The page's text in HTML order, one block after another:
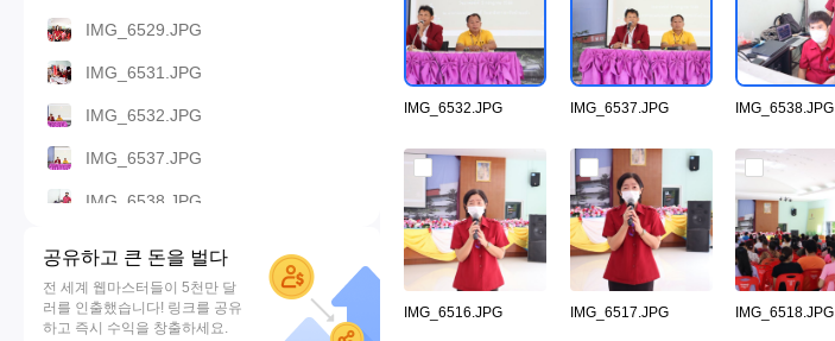
IMG_6529.JPG
IMG_6531.JPG
IMG_6532.JPG
IMG_6537.JPG
IMG_6538.JPG
IMG_6542.JPG
IMG_6511.JPG
공유하고 큰 돈을 벌다
전 세계 웹마스터들이 5천만 달
러를 인출했습니다! 링크를 공유
하고 즉시 수익을 창출하세요.
IMG_6532.JPG IMG_6537.JPG IMG_6538.JPG
IMG_6516.JPG IMG_6517.JPG IMG_6518.JPG